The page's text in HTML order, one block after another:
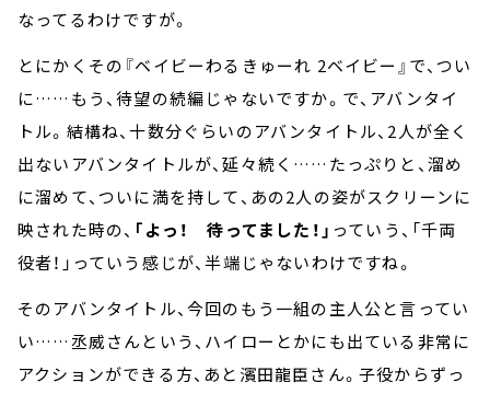
なってるわけですが。
とにかくその『ベイビーわるきゅーれ 2ベイビー』で、つい
に……もう、待望の続編じゃないですか。で、アバンタイ
トル。結構ね、十数分ぐらいのアバンタイトル、2人が全く
出ないアバンタイトルが、延々続く……たっぷりと、溜め
に溜めて、ついに満を持して、あの2人の姿がスクリーンに
映された時の、 「よっ！ 待ってました！」 っていう、「千両
役者！」っていう感じが、半端じゃないわけですね。
そのアバンタイトル、今回のもう一組の主人公と言ってい
い……丞威さんという、ハイローとかにも出ている非常に
アクションができる方、あと濱田龍臣さん。子役からずっ